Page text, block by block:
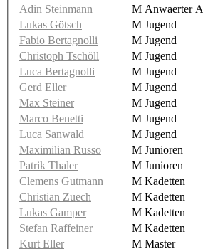
Adin Steinmann
M Anwaerter A
Lukas Götsch
M Jugend
Fabio Bertagnolli
M Jugend
Christoph Tschöll
M Jugend
Luca Bertagnolli
M Jugend
Gerd Eller
M Jugend
Max Steiner
M Jugend
Marco Benetti
M Jugend
Luca Sanwald
M Jugend
Maximilian Russo
M Junioren
Patrik Thaler
M Junioren
Clemens Gutmann
M Kadetten
Christian Zuech
M Kadetten
Lukas Gamper
M Kadetten
Stefan Raffeiner
M Kadetten
Kurt Eller
M Master